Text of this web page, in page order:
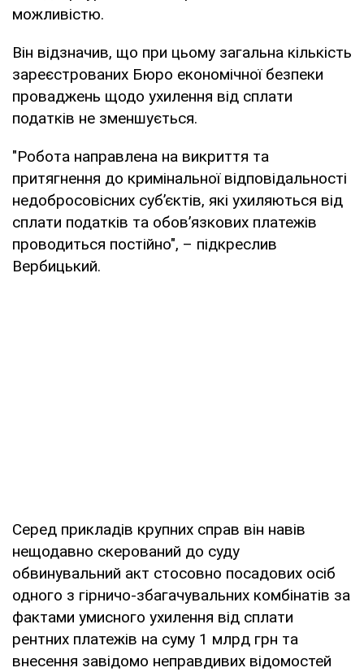
можливістю.
Він відзначив, що при цьому загальна кількість
зареєстрованих Бюро економічної безпеки
проваджень щодо ухилення від сплати
податків не зменшується.
"Робота направлена на викриття та
притягнення до кримінальної відповідальності
недобросовісних суб’єктів, які ухиляються від
сплати податків та обов’язкових платежів
проводиться постійно", – підкреслив
Вербицький.
Серед прикладів крупних справ він навів
нещодавно скерований до суду
обвинувальний акт стосовно посадових осіб
одного з гірничо-збагачувальних комбінатів за
фактами умисного ухилення від сплати
рентних платежів на суму 1 млрд грн та
внесення завідомо неправдивих відомостей